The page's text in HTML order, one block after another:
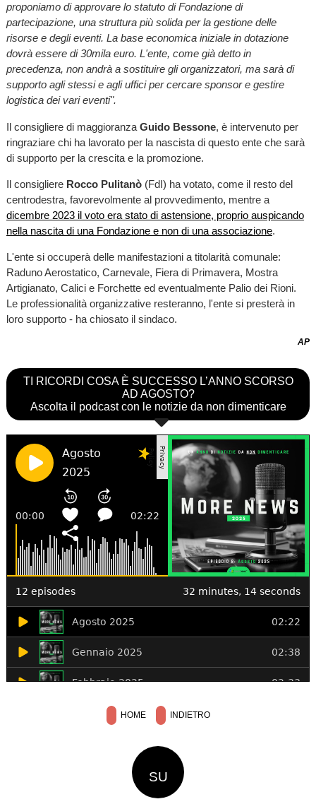
proponiamo di approvare lo statuto di Fondazione di
partecipazione, una struttura più solida per la gestione delle
risorse e degli eventi. La base economica iniziale in dotazione
dovrà essere di 30mila euro. L'ente, come già detto in
precedenza, non andrà a sostituire gli organizzatori, ma sarà di
supporto agli stessi e agli uffici per cercare sponsor e gestire
logistica dei vari eventi".
Il consigliere di maggioranza Guido Bessone, è intervenuto per
ringraziare chi ha lavorato per la nascista di questo ente che sarà
di supporto per la crescita e la promozione.
Il consigliere Rocco Pulitanò (FdI) ha votato, come il resto del
centrodestra, favorevolmente al provvedimento, mentre a
dicembre 2023 il voto era stato di astensione, proprio auspicando
nella nascita di una Fondazione e non di una associazione.
L'ente si occuperà delle manifestazioni a titolarità comunale:
Raduno Aerostatico, Carnevale, Fiera di Primavera, Mostra
Artigianato, Calici e Forchette ed eventualmente Palio dei Rioni.
Le professionalità organizzative resteranno, l'ente si presterà in
loro supporto - ha chiosato il sindaco.
AP
TI RICORDI COSA È SUCCESSO L’ANNO SCORSO
AD AGOSTO?
Ascolta il podcast con le notizie da non dimenticare
HOME INDIETRO
SU